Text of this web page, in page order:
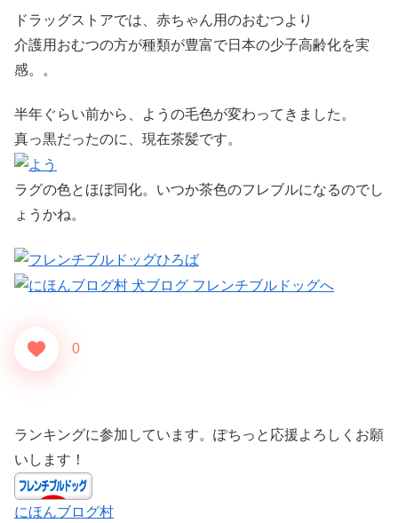
ドラッグストアでは、赤ちゃん用のおむつより
介護用おむつの方が種類が豊富で日本の少子高齢化を実
感。。
半年ぐらい前から、ようの毛色が変わってきました。
真っ黒だったのに、現在茶髪です。
ラグの色とほぼ同化。いつか茶色のフレブルになるのでし
ょうかね。
0
ランキングに参加しています。ぽちっと応援よろしくお願
いします！
にほんブログ村